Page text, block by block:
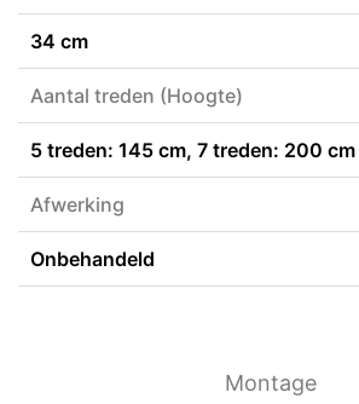
Montage
34 cm
Aantal treden (Hoogte)
5 treden: 145 cm, 7 treden: 200 cm
Afwerking
Onbehandeld